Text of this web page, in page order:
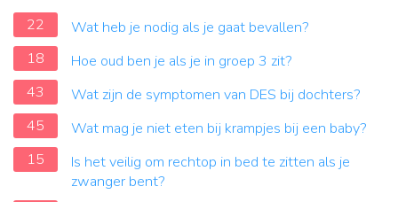
22
Wat heb je nodig als je gaat bevallen?
18
Hoe oud ben je als je in groep 3 zit?
43
Wat zijn de symptomen van DES bij dochters?
45
Wat mag je niet eten bij krampjes bij een baby?
15
Is het veilig om rechtop in bed te zitten als je
zwanger bent?